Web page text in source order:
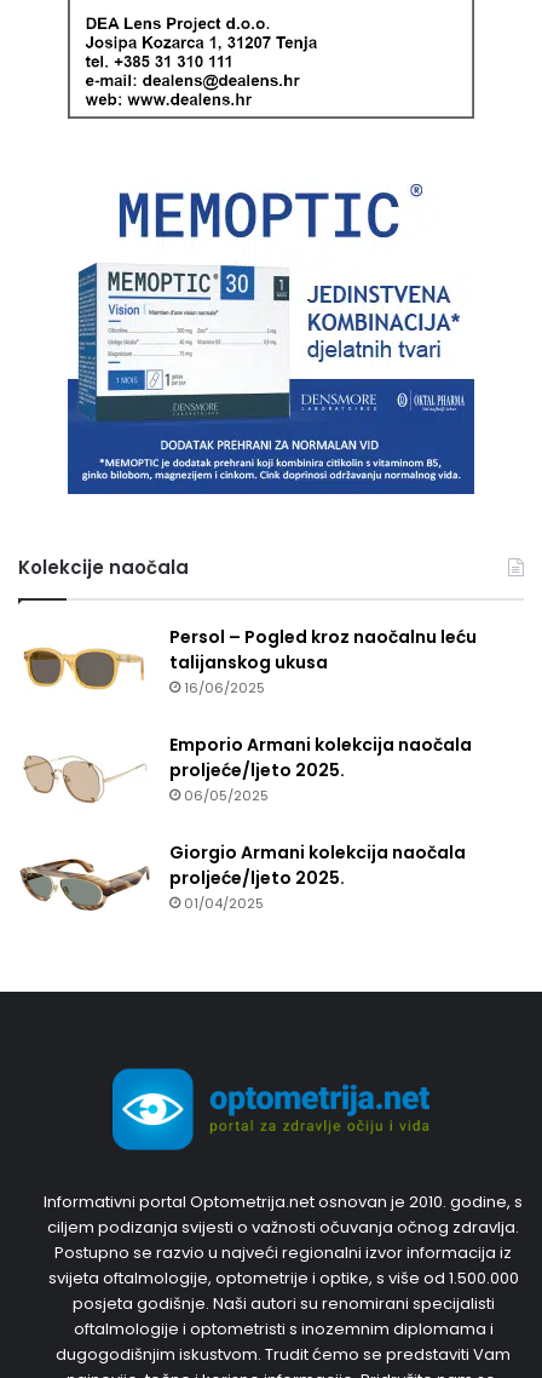
Kolekcije naočala
Persol – Pogled kroz naočalnu leću
talijanskog ukusa
16/06/2025
Emporio Armani kolekcija naočala
proljeće/ljeto 2025.
06/05/2025
Giorgio Armani kolekcija naočala
proljeće/ljeto 2025.
01/04/2025
Informativni portal Optometrija.net osnovan je 2010. godine, s
ciljem podizanja svijesti o važnosti očuvanja očnog zdravlja.
Postupno se razvio u najveći regionalni izvor informacija iz
svijeta oftalmologije, optometrije i optike, s više od 1.500.000
posjeta godišnje. Naši autori su renomirani specijalisti
oftalmologije i optometristi s inozemnim diplomama i
dugogodišnjim iskustvom. Trudit ćemo se predstaviti Vam